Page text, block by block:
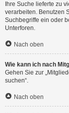
Ihre Suche lieferte zu
verarbeiten. Benutzen
Suchbegriffe ein oder
Unterforen.
Nach oben
Wie kann ich nach
Gehen Sie zur
suchen“.
Nach oben